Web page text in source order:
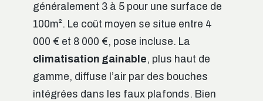
généralement 3 à 5 pour une surface de
100m². Le coût moyen se situe entre 4
000 € et 8 000 €, pose incluse. La
climatisation gainable, plus haut de
gamme, diffuse l’air par des bouches
intégrées dans les faux plafonds. Bien